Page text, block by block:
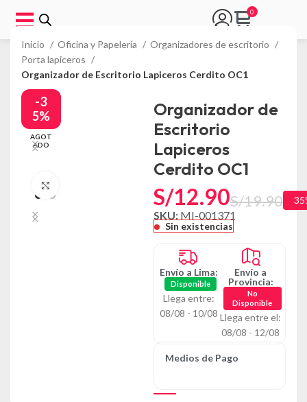
Inicio Oficina y Papelería
Organizadores de escritorio
Porta lapiceros
Organizador de Escritorio Lapiceros Cerdito OC1
-3
5%
AGOT
ADO
Organizador de
Escritorio
Lapiceros
Cerdito OC1
S/19.90
S/12.90
SKU: MI-001371
Sin existencias
Envío a Lima:
Disponible
Llega entre:
08/08 - 10/08
Envío a
Provincia:
No
Disponible
Llega entre el:
08/08 - 12/08
Medios de Pago